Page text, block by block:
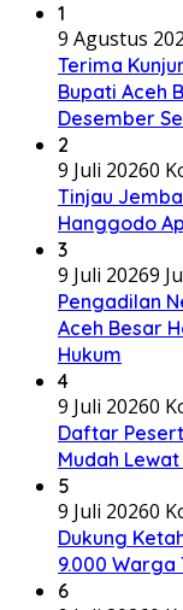
1
9 Agustus
Terima
Bupati Aceh
Desember
2
9 Juli 20260
Tinjau
Hanggodo
3
9 Juli 20269
Pengadilan
Aceh Besar
Hukum
4
9 Juli 20260
Daftar
Mudah Lewat
5
9 Juli 20260
Dukung
9.000 Warga
6